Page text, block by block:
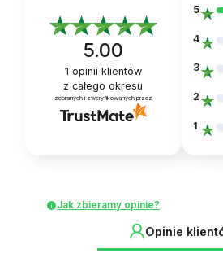
5.00
1 opinii klientów
z całego okresu
zebranych i zweryfikowanych przez
5
4
3
2
1
Jak zbieramy opinie?
Opinie